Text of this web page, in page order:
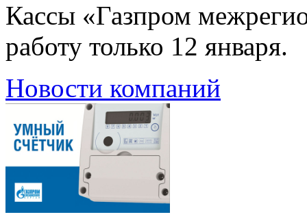
Кассы «Газпром
работу только 12 января.
Новости компаний